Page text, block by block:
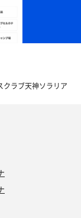
クラブ天神ソラリア